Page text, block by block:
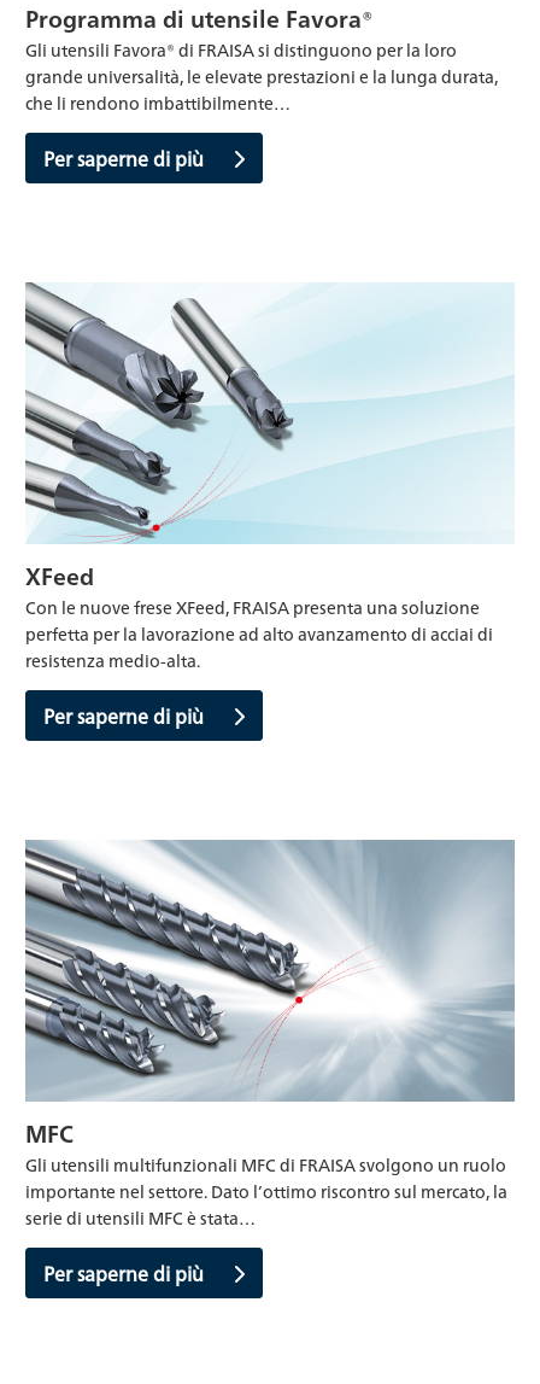
Programma di utensile Favora®
Gli utensili Favora® di FRAISA si distinguono per la loro
grande universalità, le elevate prestazioni e la lunga durata,
che li rendono imbattibilmente…
Per saperne di più
XFeed
Con le nuove frese XFeed, FRAISA presenta una soluzione
perfetta per la lavorazione ad alto avanzamento di acciai di
resistenza medio-alta.
Per saperne di più
MFC
Gli utensili multifunzionali MFC di FRAISA svolgono un ruolo
importante nel settore. Dato l’ottimo riscontro sul mercato, la
serie di utensili MFC è stata…
Per saperne di più